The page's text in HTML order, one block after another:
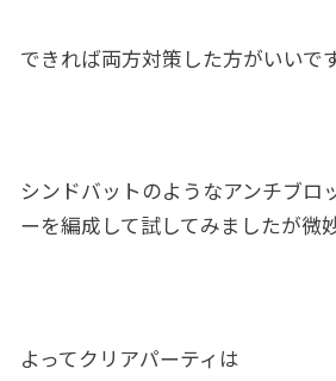
できれば両方対策した方がいいで
シンドバットのようなアンチブロ
ーを編成して試してみましたが微
よってクリアパーティは